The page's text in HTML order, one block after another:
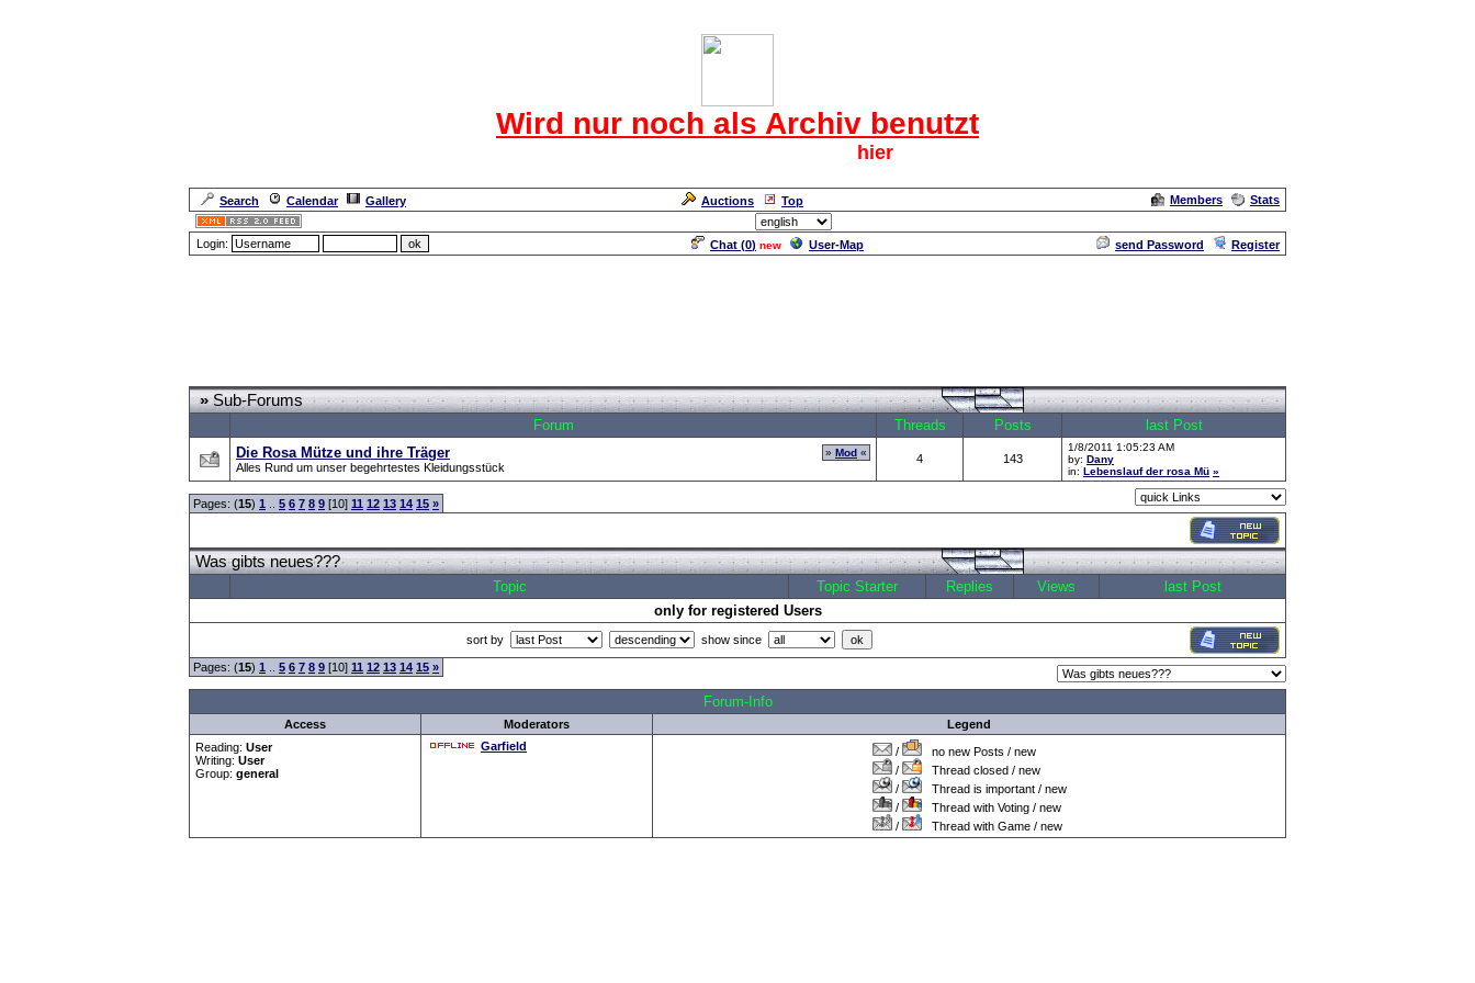
Wird nur noch als Archiv benutzt
hierweiter.
Search Calendar Gallery Auctions Top Members
Stats
Login:
Chat (0) new User-Map send Password Register
»Sub-Forums
Forum Threads Posts last Post
» Mod «
Die Rosa Mütze und ihre Träger
Alles Rund um unser begehrtestes Kleidungsstück
4 143
1/8/2011 1:05:23 AM
by: Dany
in: Lebenslauf der rosa Mü »
Pages: (15) 1 5 6 7 8 9 [10] 11 12 13 14 15 »
Was gibts neues???
Topic Topic Starter Replies Views
last Post
only for registered Users
sort by show since
Pages: (15) 1 5 6 7 8 9 [10] 11 12 13 14 15 »
Forum-Info
Access Moderators
Legend
Reading: User
Writing: User
Group: general
Garfield /
no new Posts / new
/
Thread closed / new
/
Thread is important / new
/
Thread with Voting / new
/
Thread with Game / new